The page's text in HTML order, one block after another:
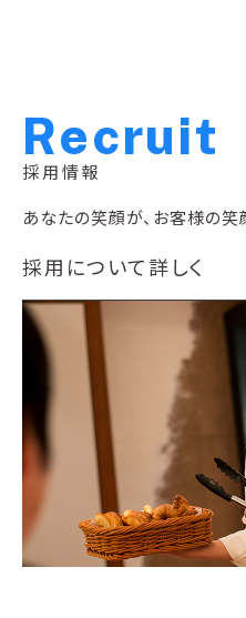
Recruit
採用情報
あなたの笑顔が、お客様の笑
採用について詳しく